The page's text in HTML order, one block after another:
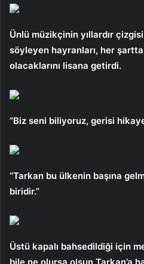
Ünlü müzikçinin yıllardır
söyleyen hayranları, her
olacaklarını lisana getirdi.
“Biz seni biliyoruz, gerisi
“Tarkan bu ülkenin başına
biridir.”
Üstü kapalı bahsedildiği için
bile ne olursa olsun Tarkan’a